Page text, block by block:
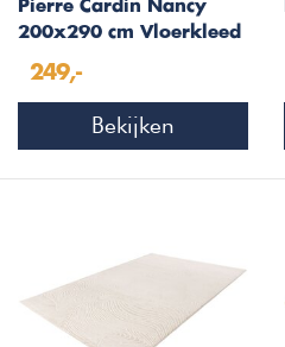
Pierre Cardin Nancy
200x290 cm Vloerkleed
249,-
Bekijken